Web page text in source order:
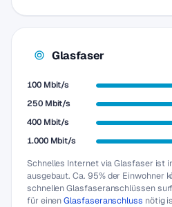
Glasfaser
100 Mbit/s
250 Mbit/s
400 Mbit/s
1.000 Mbit/s
Schnelles Internet via Glasfaser ist
ausgebaut. Ca. 95% der Einwohner
schnellen Glasfaseranschlüssen
für einenGlasfaseranschluss nötig